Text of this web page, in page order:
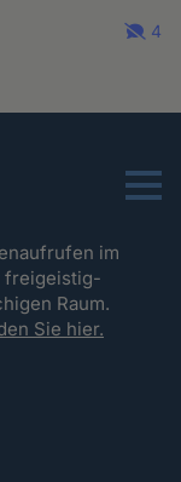
4
Menu
im
freigeistig-
Raum.
Sie hier.